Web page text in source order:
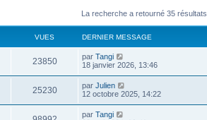
La recherche a retourné 35 résultats
VUES DERNIER MESSAGE
23850 par Tangi
18 janvier 2026, 13:46
25230 par Julien
12 octobre 2025, 14:22
par Tangi